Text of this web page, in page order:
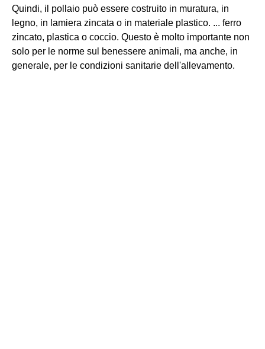
Quindi, il pollaio può essere costruito in muratura, in
legno, in lamiera zincata o in materiale plastico. ... ferro
zincato, plastica o coccio. Questo è molto importante non
solo per le norme sul benessere animali, ma anche, in
generale, per le condizioni sanitarie dell'allevamento.